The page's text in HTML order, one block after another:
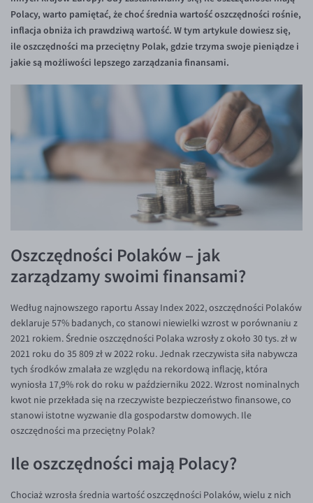
Inne pary walutowe
AUD/PLN
BGN/PLN
HUF/PLN
ILS/PLN
SGD/PLN
TRY/PLN
ZAR/PLN
EUR/USD
EUR/GBP
EUR/CHF
EUR/CZK
EUR/DKK
EUR/SEK
EUR/AUD
Aplikacja mobilna
Bezpieczeństwo
Pomoc
Wymiana walut
Banki i przelewy
Poradnik
KONTAKT
Kontakt
PL
Polacy, warto pamiętać, że choć średnia wartość oszczędności rośnie,
inflacja obniża ich prawdziwą wartość. W tym artykule dowiesz się,
ile oszczędności ma przeciętny Polak, gdzie trzyma swoje pieniądze i
jakie są możliwości lepszego zarządzania finansami.
Oszczędności Polaków – jak
zarządzamy swoimi finansami?
Według najnowszego raportu Assay Index 2022, oszczędności Polaków
deklaruje 57% badanych, co stanowi niewielki wzrost w porównaniu z
2021 rokiem. Średnie oszczędności Polaka wzrosły z około 30 tys. zł w
2021 roku do 35 809 zł w 2022 roku. Jednak rzeczywista siła nabywcza
tych środków zmalała ze względu na rekordową inflację, która
wyniosła 17,9% rok do roku w październiku 2022. Wzrost nominalnych
kwot nie przekłada się na rzeczywiste bezpieczeństwo finansowe, co
stanowi istotne wyzwanie dla gospodarstw domowych. Ile
oszczędności ma przeciętny Polak?
Ile oszczędności mają Polacy?
Chociaż wzrosła średnia wartość oszczędności Polaków, wielu z nich